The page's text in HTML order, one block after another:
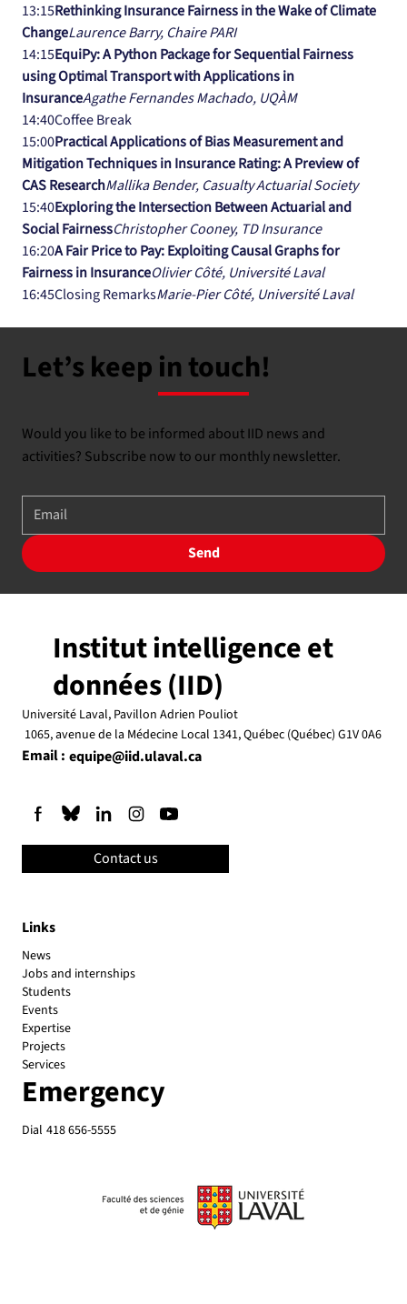
13:15Rethinking Insurance Fairness in the Wake of Climate
ChangeLaurence Barry, Chaire PARI
14:15EquiPy: A Python Package for Sequential Fairness
using Optimal Transport with Applications in
InsuranceAgathe Fernandes Machado, UQÀM
14:40Coffee Break
15:00Practical Applications of Bias Measurement and
Mitigation Techniques in Insurance Rating: A Preview of
CAS ResearchMallika Bender, Casualty Actuarial Society
15:40Exploring the Intersection Between Actuarial and
Social FairnessChristopher Cooney, TD Insurance
16:20A Fair Price to Pay: Exploiting Causal Graphs for
Fairness in InsuranceOlivier Côté, Université Laval
16:45Closing RemarksMarie-Pier Côté, Université Laval
Let’s keep in touch!
Would you like to be informed about IID news and
activities? Subscribe now to our monthly newsletter.
Send
Links
News
Jobs and internships
Students
Events
Expertise
Projects
Services
Emergency
Dial 418 656-5555
Institut intelligence et
données (IID)
Université Laval, Pavillon Adrien Pouliot
1065, avenue de la Médecine Local 1341, Québec (Québec) G1V 0A6
Email : equipe@iid.ulaval.ca
Contact us